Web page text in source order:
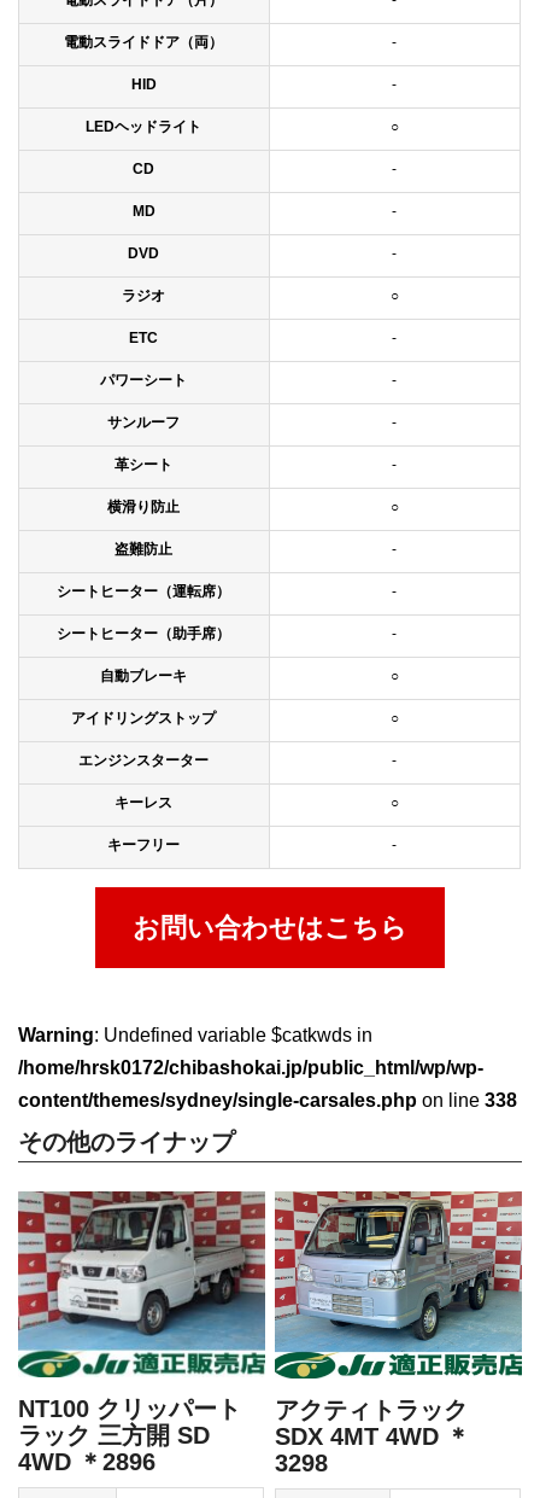
電動スライドドア（両） -
HID -
LEDヘッドライト ○
CD -
MD -
DVD -
ラジオ ○
ETC -
パワーシート -
サンルーフ -
革シート -
横滑り防止 ○
盗難防止 -
シートヒーター（運転席） -
シートヒーター（助手席） -
自動ブレーキ ○
アイドリングストップ ○
エンジンスターター -
キーレス ○
キーフリー -
お問い合わせはこちら
Warning: Undefined variable $catkwds in
/home/hrsk0172/chibashokai.jp/public_html/wp/wp-
content/themes/sydney/single-carsales.php on line 338
その他のライナップ
NT100 クリッパート
ラック 三方開 SD
4WD ＊2896
アクティトラック
SDX 4MT 4WD ＊
3298